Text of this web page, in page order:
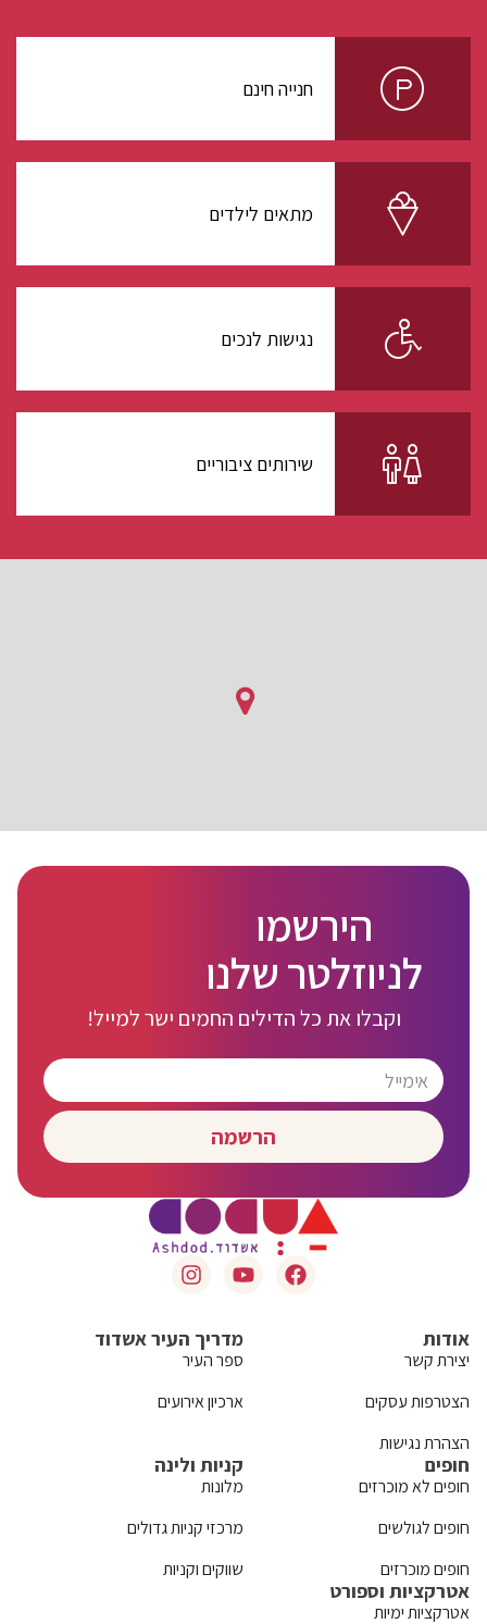
חנייה חינם
מתאים לילדים
נגישות לנכים
שירותים ציבוריים
הירשמו
לניוזלטר שלנו
וקבלו את כל הדילים החמים ישר למייל!
הרשמה
אודות
יצירת קשר
הצטרפות עסקים
הצהרת נגישות
מדריך העיר אשדוד
ספר העיר
ארכיון אירועים
חופים
חופים לא מוכרזים
חופים לגולשים
חופים מוכרזים
קניות ולינה
מלונות
מרכזי קניות גדולים
שווקים וקניות
אטרקציות וספורט
אטרקציות ימיות